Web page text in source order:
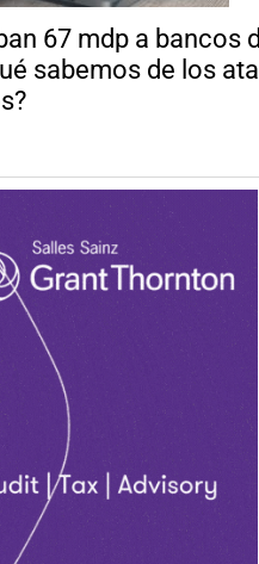
67 mdp a bancos
sabemos de los